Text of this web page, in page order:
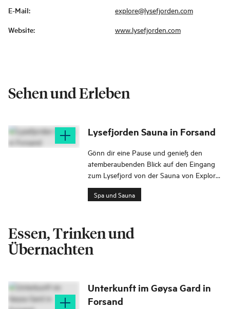
E-Mail: explore@lysefjorden.com
Website: www.lysefjorden.com
Sehen und Erleben
Lysefjorden Sauna in Forsand
Gönn dir eine Pause und genieß den
atemberaubenden Blick auf den Eingang
zum Lysefjord von der Sauna von Explore
Lysefjord in Forsand, Ryfylke.
Spa und Sauna
Essen, Trinken und
Übernachten
Unterkunft im Gøysa Gard in
Forsand